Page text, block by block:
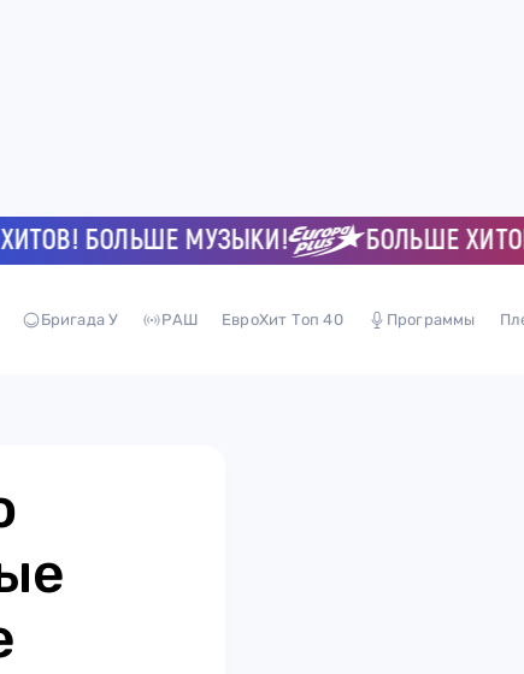
БОЛЬШЕ МУЗЫКИ! БОЛЬШЕ ХИТОВ!
Бригада У РАШ ЕвроХит Топ 40 Программы